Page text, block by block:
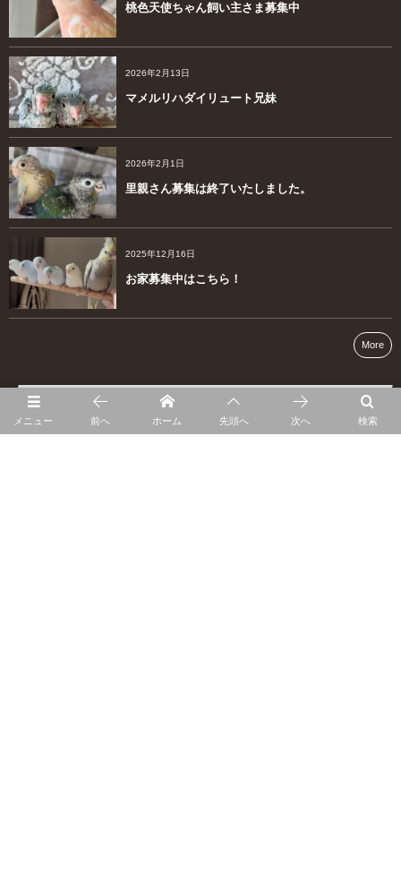
桃色天使ちゃん飼い主さま募集中
2026年2月13日
マメルリハダイリュート兄妹
2026年2月1日
里親さん募集は終了いたしました。
2025年12月16日
お家募集中はこちら！
More
メニュー 検索
前へ ホーム 先頭へ 次へ